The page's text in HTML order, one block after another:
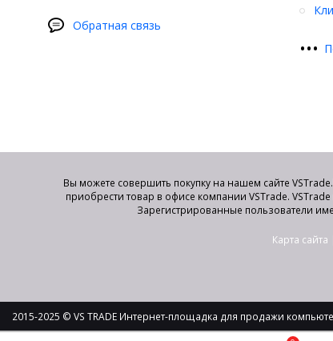
Обратная связь
•••
Вы можете совершить покупку на нашем сайте
приобрести товар в офисе компании VSTrade.
Зарегистрированные пользователи
Карта сайта
2015-2025 © VS TRADE Интернет-площадка для продажи